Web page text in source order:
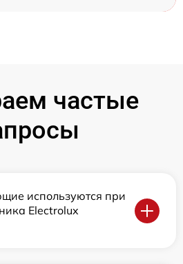
частые
используются при
Electrolux